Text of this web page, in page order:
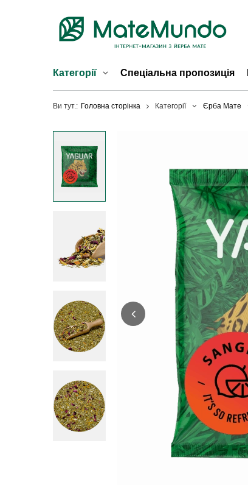
Категорії Спеціальна пропозиція
Ви тут.: Головна сторінка Категорії Єрба Мате